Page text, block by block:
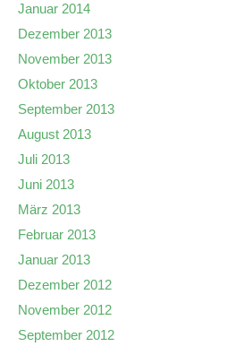
Januar 2014
Dezember 2013
November 2013
Oktober 2013
September 2013
August 2013
Juli 2013
Juni 2013
März 2013
Februar 2013
Januar 2013
Dezember 2012
November 2012
September 2012